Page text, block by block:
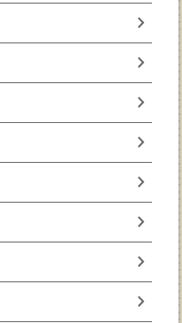
chevron_right
chevron_right
chevron_right
chevron_right
chevron_right
chevron_right
chevron_right
chevron_right